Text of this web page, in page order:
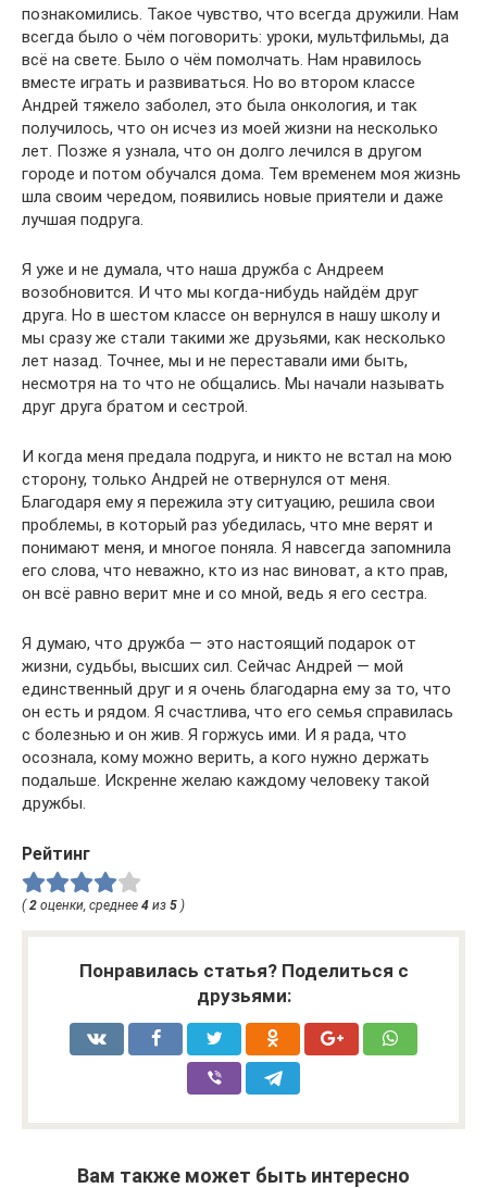
познакомились. Такое чувство, что всегда дружили. Нам
всегда было о чём поговорить: уроки, мультфильмы, да
всё на свете. Было о чём помолчать. Нам нравилось
вместе играть и развиваться. Но во втором классе
Андрей тяжело заболел, это была онкология, и так
получилось, что он исчез из моей жизни на несколько
лет. Позже я узнала, что он долго лечился в другом
городе и потом обучался дома. Тем временем моя жизнь
шла своим чередом, появились новые приятели и даже
лучшая подруга.
Я уже и не думала, что наша дружба с Андреем
возобновится. И что мы когда-нибудь найдём друг
друга. Но в шестом классе он вернулся в нашу школу и
мы сразу же стали такими же друзьями, как несколько
лет назад. Точнее, мы и не переставали ими быть,
несмотря на то что не общались. Мы начали называть
друг друга братом и сестрой.
И когда меня предала подруга, и никто не встал на мою
сторону, только Андрей не отвернулся от меня.
Благодаря ему я пережила эту ситуацию, решила свои
проблемы, в который раз убедилась, что мне верят и
понимают меня, и многое поняла. Я навсегда запомнила
его слова, что неважно, кто из нас виноват, а кто прав,
он всё равно верит мне и со мной, ведь я его сестра.
Я думаю, что дружба — это настоящий подарок от
жизни, судьбы, высших сил. Сейчас Андрей — мой
единственный друг и я очень благодарна ему за то, что
он есть и рядом. Я счастлива, что его семья справилась
с болезнью и он жив. Я горжусь ими. И я рада, что
осознала, кому можно верить, а кого нужно держать
подальше. Искренне желаю каждому человеку такой
дружбы.
Рейтинг
(2 оценки, среднее 4 из 5 )
Понравилась статья? Поделиться с
друзьями:
Вам также может быть интересно